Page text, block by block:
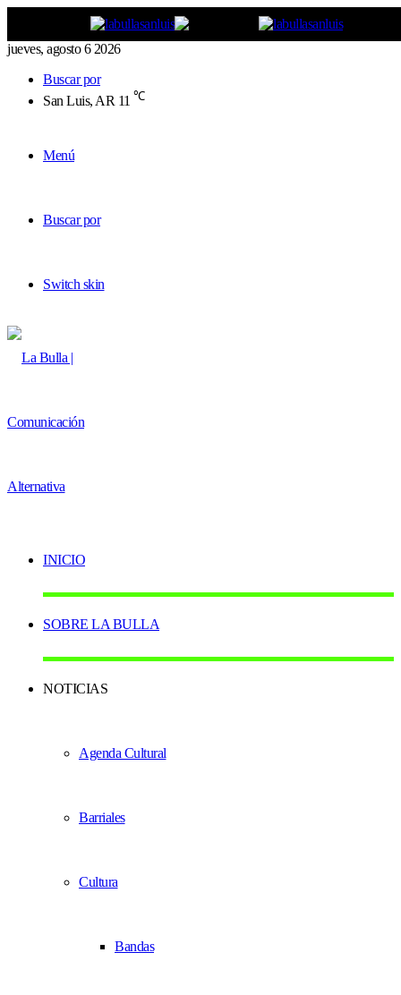
jueves, agosto 6 2026
Buscar por
San Luis, AR 11 ℃
Menú
Buscar por
Switch skin
INICIO
SOBRE LA BULLA
NOTICIAS
Agenda Cultural
Barriales
Cultura
Bandas